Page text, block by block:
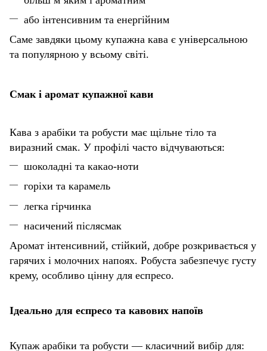
або інтенсивним та енергійним
Саме завдяки цьому купажна кава є універсальною
та популярною у всьому світі.
Смак і аромат купажної кави
Кава з арабіки та робусти має щільне тіло та
виразний смак. У профілі часто відчуваються:
шоколадні та какао-ноти
горіхи та карамель
легка гірчинка
насичений післясмак
Аромат інтенсивний, стійкий, добре розкривається у
гарячих і молочних напоях. Робуста забезпечує густу
крему, особливо цінну для еспресо.
Ідеально для еспресо та кавових напоїв
Купаж арабіки та робусти — класичний вибір для: